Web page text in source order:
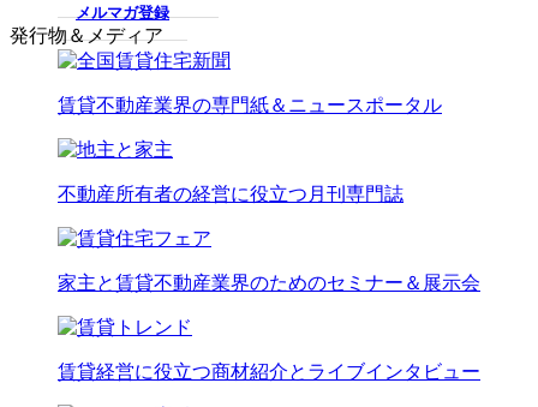
メルマガ登録
発行物＆メディア
賃貸不動産業界の専門紙＆ニュースポータル
不動産所有者の経営に役立つ月刊専門誌
家主と賃貸不動産業界のためのセミナー＆展示会
賃貸経営に役立つ商材紹介とライブインタビュー